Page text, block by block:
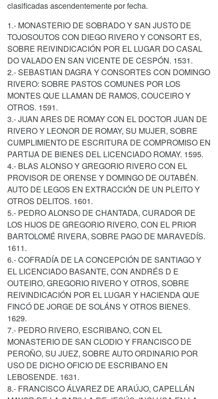
clasificadas ascendentemente por fecha.
1.- MONASTERIO DE SOBRADO Y SAN JUSTO DE
TOJOSOUTOS CON DIEGO RIVERO Y CONSORT ES,
SOBRE REIVINDICACIÓN POR EL LUGAR DO CASAL
DO VALADO EN SAN VICENTE DE CESPÓN. 1531.
2.- SEBASTIAN DAGRA Y CONSORTES CON DOMINGO
RIVERO: SOBRE PASTOS COMUNES POR LOS
MONTES QUE LLAMAN DE RAMOS, COUCEIRO Y
OTROS. 1591.
3.- JUAN ARES DE ROMAY CON EL DOCTOR JUAN DE
RIVERO Y LEONOR DE ROMAY, SU MUJER, SOBRE
CUMPLIMIENTO DE ESCRITURA DE COMPROMISO EN
PARTIJA DE BIENES DEL LICENCIADO ROMAY. 1595.
4.- BLAS ALONSO Y GREGORIO RIVERO CON EL
PROVISOR DE ORENSE Y DOMINGO DE OUTABÉN.
AUTO DE LEGOS EN EXTRACCIÓN DE UN PLEITO Y
OTROS DELITOS. 1601.
5.- PEDRO ALONSO DE CHANTADA, CURADOR DE
LOS HIJOS DE GREGORIO RIVERO, CON EL PRIOR
BARTOLOMÉ RIVERA, SOBRE PAGO DE MARAVEDÍS.
1611.
6.- COFRADÍA DE LA CONCEPCIÓN DE SANTIAGO Y
EL LICENCIADO BASANTE, CON ANDRÉS D E
OUTEIRO, GREGORIO RIVERO Y OTROS, SOBRE
REIVINDICACIÓN POR EL LUGAR Y HACIENDA QUE
FINCÓ DE JORGE DE SOLÁNS Y OTROS BIENES.
1629.
7.- PEDRO RIVERO, ESCRIBANO, CON EL
MONASTERIO DE SAN CLODIO Y FRANCISCO DE
PEROÑO, SU JUEZ, SOBRE AUTO ORDINARIO POR
USO DE DICHO OFICIO DE ESCRIBANO EN
LEBOSENDE. 1631.
8.- FRANCISCO ÁLVAREZ DE ARAÚJO, CAPELLÁN